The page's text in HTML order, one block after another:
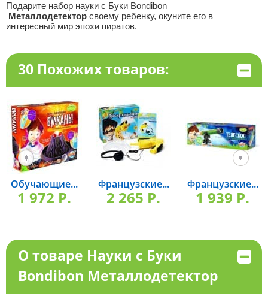
Подарите набор науки с Буки Bondibon
Металлодетектор своему ребенку, окуните его в
интересный мир эпохи пиратов.
30 Похожих товаров:
Обучающие...
1 972 P.
Французские...
2 265 P.
Французские...
1 939 P.
О товаре Науки с Буки
Bondibon Металлодетектор